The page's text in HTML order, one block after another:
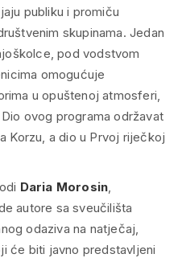
publiku i promiču
skupinama. Jedan
pod vodstvom
omogućuje
u opuštenoj atmosferi,
ovog programa održavat
Korzu, a dio u Prvoj riječkoj
Daria Morosin
autore sa sveučilišta
odaziva na natječaj,
će biti javno predstavljeni